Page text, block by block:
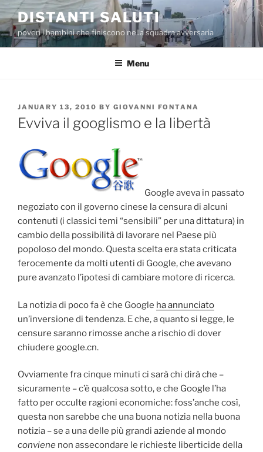
Skip
to
content
DISTANTI SALUTI
poveri i bambini che finiscono nella squadra avversaria
Menu
POSTED
ON
JANUARY 13, 2010 BY GIOVANNI FONTANA
Evviva il googlismo e la libertà
Google aveva in passato
negoziato con il governo cinese la censura di alcuni
contenuti (i classici temi “sensibili” per una dittatura) in
cambio della possibilità di lavorare nel Paese più
popoloso del mondo. Questa scelta era stata criticata
ferocemente da molti utenti di Google, che avevano
pure avanzato l’ipotesi di cambiare motore di ricerca.
La notizia di poco fa è che Google ha annunciato
un’inversione di tendenza. E che, a quanto si legge, le
censure saranno rimosse anche a rischio di dover
chiudere google.cn.
Ovviamente fra cinque minuti ci sarà chi dirà che –
sicuramente – c’è qualcosa sotto, e che Google l’ha
fatto per occulte ragioni economiche: foss’anche così,
questa non sarebbe che una buona notizia nella buona
notizia – se a una delle più grandi aziende al mondo
conviene non assecondare le richieste liberticide della